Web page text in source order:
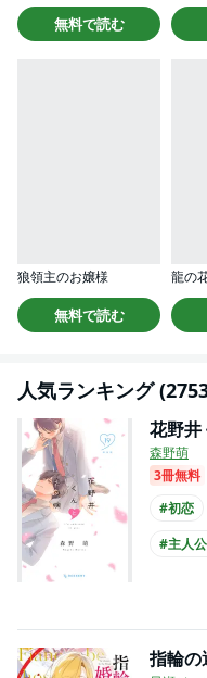
無料で読む
狼領主のお嬢様
無料で読む
人気ランキング
花野井
森野萌
3冊無料
#初恋
#主人
指輪の